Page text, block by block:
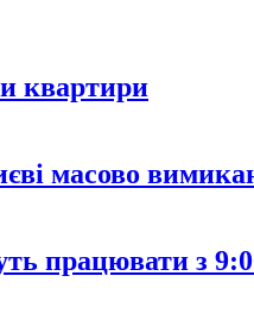
квартири
масово
працювати з